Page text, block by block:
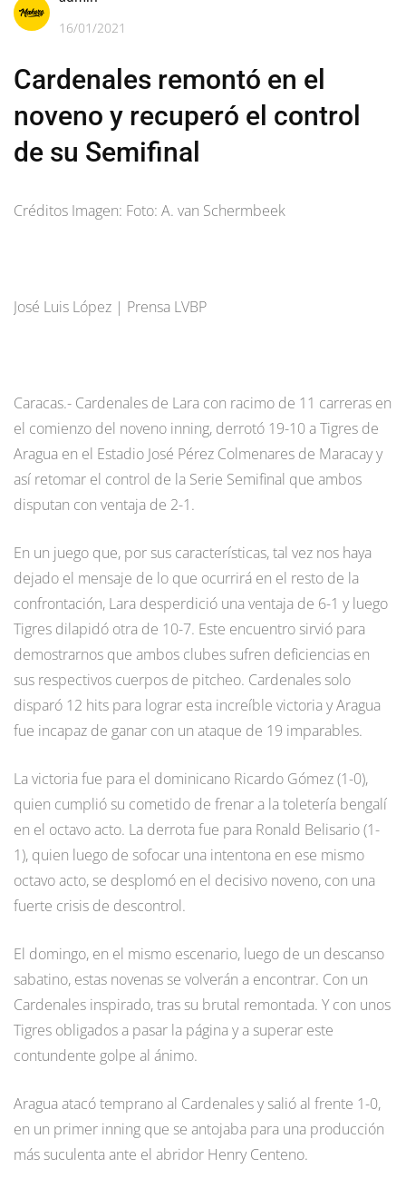
16/01/2021
Cardenales remontó en el
noveno y recuperó el control
de su Semifinal
Créditos Imagen: Foto: A. van Schermbeek
José Luis López | Prensa LVBP
Caracas.- Cardenales de Lara con racimo de 11 carreras en
el comienzo del noveno inning, derrotó 19-10 a Tigres de
Aragua en el Estadio José Pérez Colmenares de Maracay y
así retomar el control de la Serie Semifinal que ambos
disputan con ventaja de 2-1.
En un juego que, por sus características, tal vez nos haya
dejado el mensaje de lo que ocurrirá en el resto de la
confrontación, Lara desperdició una ventaja de 6-1 y luego
Tigres dilapidó otra de 10-7. Este encuentro sirvió para
demostrarnos que ambos clubes sufren deficiencias en
sus respectivos cuerpos de pitcheo. Cardenales solo
disparó 12 hits para lograr esta increíble victoria y Aragua
fue incapaz de ganar con un ataque de 19 imparables.
La victoria fue para el dominicano Ricardo Gómez (1-0),
quien cumplió su cometido de frenar a la toletería bengalí
en el octavo acto. La derrota fue para Ronald Belisario (1-
1), quien luego de sofocar una intentona en ese mismo
octavo acto, se desplomó en el decisivo noveno, con una
fuerte crisis de descontrol.
El domingo, en el mismo escenario, luego de un descanso
sabatino, estas novenas se volverán a encontrar. Con un
Cardenales inspirado, tras su brutal remontada. Y con unos
Tigres obligados a pasar la página y a superar este
contundente golpe al ánimo.
Aragua atacó temprano al Cardenales y salió al frente 1-0,
en un primer inning que se antojaba para una producción
más suculenta ante el abridor Henry Centeno.